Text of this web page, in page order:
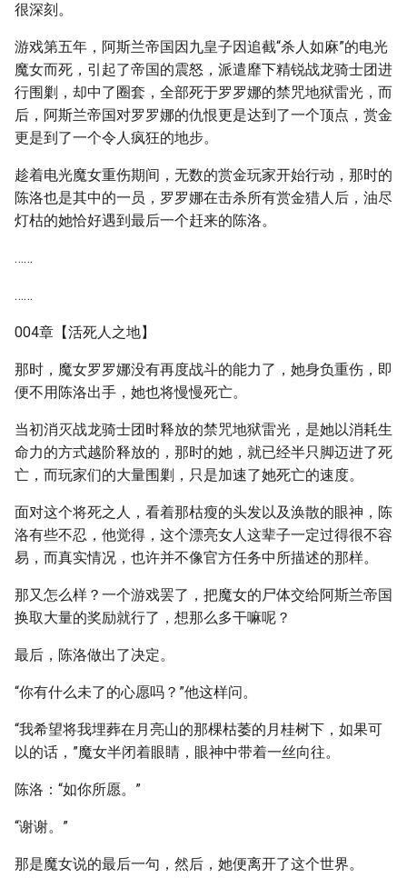
很深刻。
游戏第五年，阿斯兰帝国因九皇子因追截“杀人如麻”的电光
魔女而死，引起了帝国的震怒，派遣靡下精锐战龙骑士团进
行围剿，却中了圈套，全部死于罗罗娜的禁咒地狱雷光，而
后，阿斯兰帝国对罗罗娜的仇恨更是达到了一个顶点，赏金
更是到了一个令人疯狂的地步。
趁着电光魔女重伤期间，无数的赏金玩家开始行动，那时的
陈洛也是其中的一员，罗罗娜在击杀所有赏金猎人后，油尽
灯枯的她恰好遇到最后一个赶来的陈洛。
……
……
004章【活死人之地】
那时，魔女罗罗娜没有再度战斗的能力了，她身负重伤，即
便不用陈洛出手，她也将慢慢死亡。
当初消灭战龙骑士团时释放的禁咒地狱雷光，是她以消耗生
命力的方式越阶释放的，那时的她，就已经半只脚迈进了死
亡，而玩家们的大量围剿，只是加速了她死亡的速度。
面对这个将死之人，看着那枯瘦的头发以及涣散的眼神，陈
洛有些不忍，他觉得，这个漂亮女人这辈子一定过得很不容
易，而真实情况，也许并不像官方任务中所描述的那样。
那又怎么样？一个游戏罢了，把魔女的尸体交给阿斯兰帝国
换取大量的奖励就行了，想那么多干嘛呢？
最后，陈洛做出了决定。
“你有什么未了的心愿吗？”他这样问。
“我希望将我埋葬在月亮山的那棵枯萎的月桂树下，如果可
以的话，”魔女半闭着眼睛，眼神中带着一丝向往。
陈洛：“如你所愿。”
“谢谢。”
那是魔女说的最后一句，然后，她便离开了这个世界。